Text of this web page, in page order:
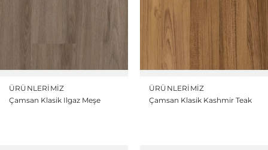
ÜRÜNLERIMIZ
Çamsan Klasik Ilgaz Meşe
ÜRÜNLERIMIZ
Çamsan Klasik Kashmir Teak